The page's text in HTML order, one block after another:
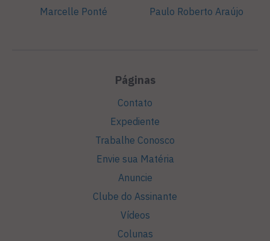
Marcelle Ponté
Paulo Roberto Araújo
Páginas
Contato
Expediente
Trabalhe Conosco
Envie sua Matéria
Anuncie
Clube do Assinante
Vídeos
Colunas